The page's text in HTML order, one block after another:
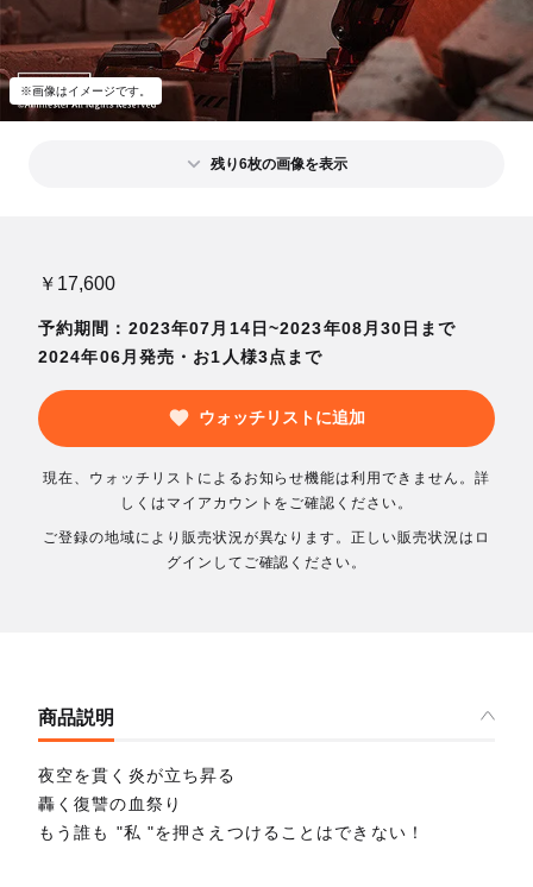
※画像はイメージです。
残り6枚の画像を表示
￥17,600
予約期間：2023年07月14日~2023年08月30日まで
2024年06月発売・お1人様3点まで
ウォッチリストに追加
現在、ウォッチリストによるお知らせ機能は利用できません。詳
しくはマイアカウントをご確認ください。
ご登録の地域により販売状況が異なります。正しい販売状況はロ
グインしてご確認ください。
商品説明
夜空を貫く炎が立ち昇る
轟く復讐の血祭り
もう誰も "私 "を押さえつけることはできない！